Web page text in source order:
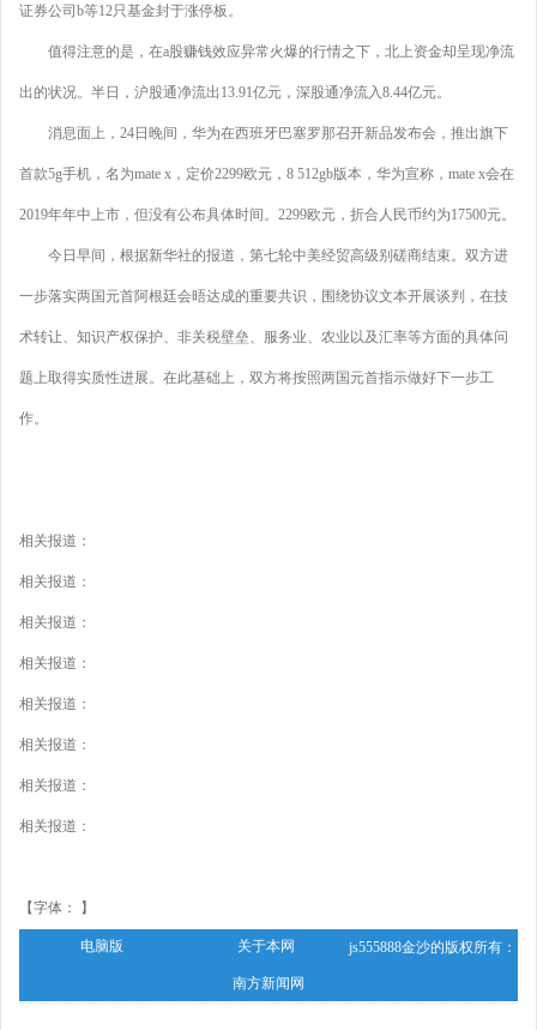
证券公司b等12只基金封于涨停板。
值得注意的是，在a股赚钱效应异常火爆的行情之下，北上资金却呈现净流
出的状况。半日，沪股通净流出13.91亿元，深股通净流入8.44亿元。
消息面上，24日晚间，华为在西班牙巴塞罗那召开新品发布会，推出旗下
首款5g手机，名为mate x，定价2299欧元，8 512gb版本，华为宣称，mate x会在
2019年年中上市，但没有公布具体时间。2299欧元，折合人民币约为17500元。
今日早间，根据新华社的报道，第七轮中美经贸高级别磋商结束。双方进
一步落实两国元首阿根廷会晤达成的重要共识，围绕协议文本开展谈判，在技
术转让、知识产权保护、非关税壁垒、服务业、农业以及汇率等方面的具体问
题上取得实质性进展。在此基础上，双方将按照两国元首指示做好下一步工
作。
相关报道：
相关报道：
相关报道：
相关报道：
相关报道：
相关报道：
相关报道：
相关报道：
【字体： 】
电脑版 关于本网 js555888金沙的版权所有：
南方新闻网